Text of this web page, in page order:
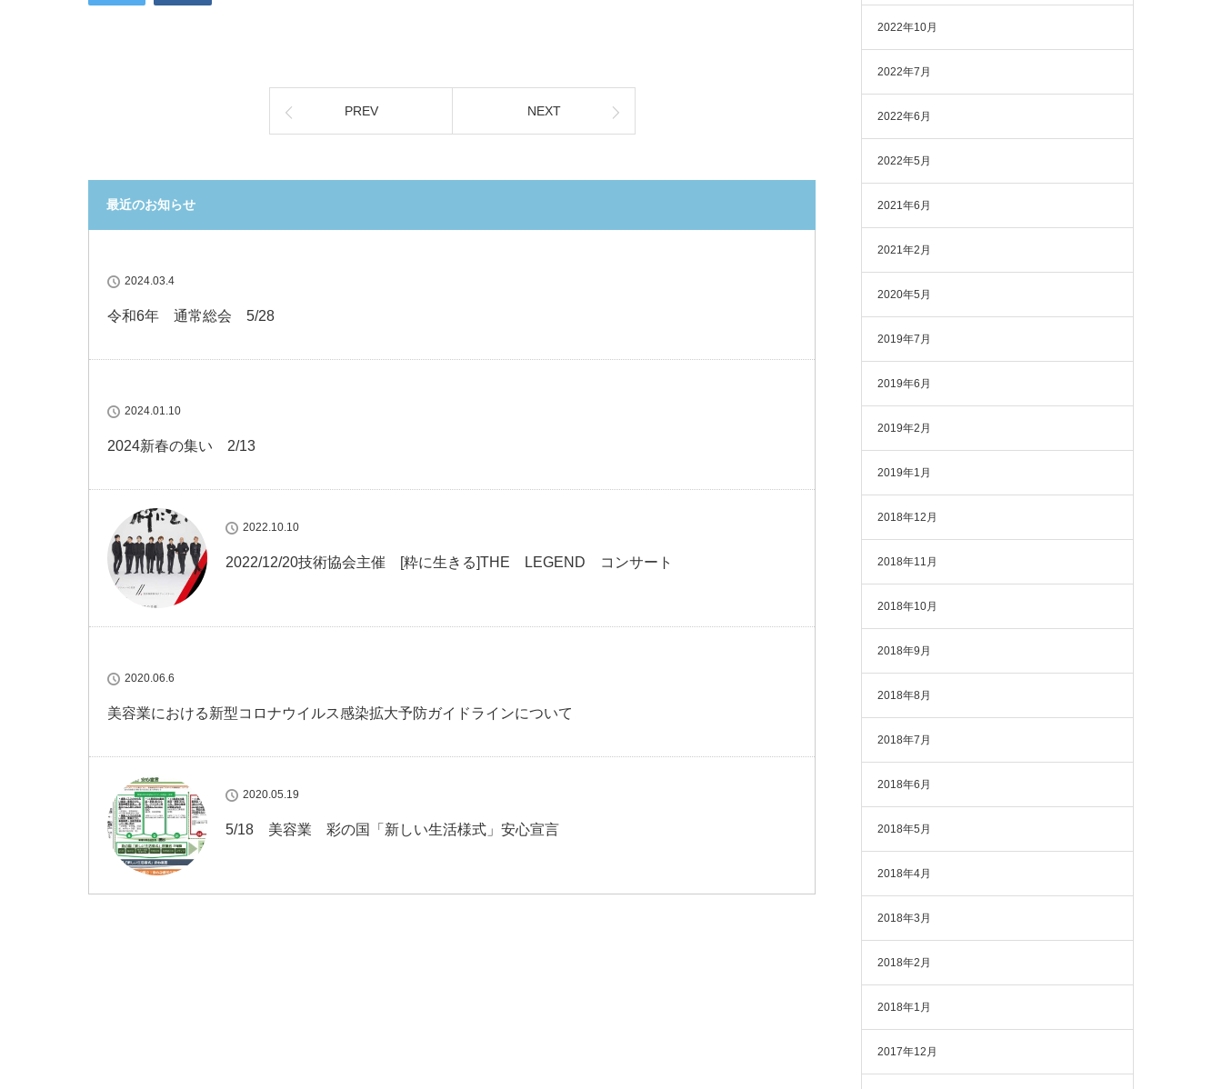
PREV NEXT
最近のお知らせ
2024.03.4
令和6年 通常総会 5/28
2024.01.10
2024新春の集い 2/13
2022.10.10
2022/12/20技術協会主催 [粋に生きる]THE LEGEND コンサート
2020.06.6
美容業における新型コロナウイルス感染拡大予防ガイドラインについて
2020.05.19
5/18 美容業 彩の国「新しい生活様式」安心宣言
2022年10月
2022年7月
2022年6月
2022年5月
2021年6月
2021年2月
2020年5月
2019年7月
2019年6月
2019年2月
2019年1月
2018年12月
2018年11月
2018年10月
2018年9月
2018年8月
2018年7月
2018年6月
2018年5月
2018年4月
2018年3月
2018年2月
2018年1月
2017年12月